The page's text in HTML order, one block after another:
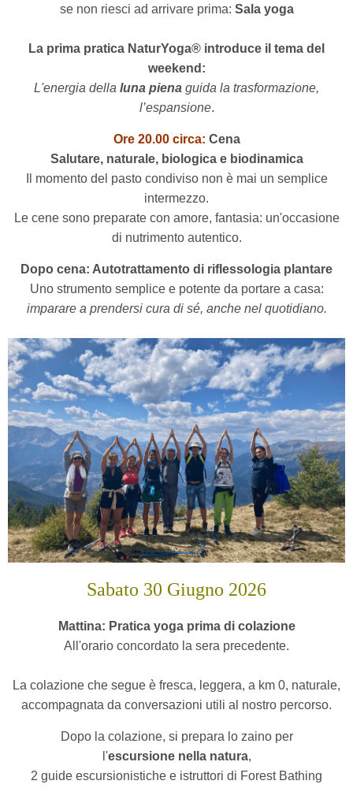
se non riesci ad arrivare prima: Sala yoga
La prima pratica NaturYoga® introduce il tema del
weekend:
L'energia della luna piena guida la trasformazione,
l’espansione.
Ore 20.00 circa: Cena
Salutare, naturale, biologica e biodinamica
Il momento del pasto condiviso non è mai un semplice
intermezzo.
Le cene sono preparate con amore, fantasia: un'occasione
di nutrimento autentico.
Dopo cena: Autotrattamento di riflessologia plantare
Uno strumento semplice e potente da portare a casa:
imparare a prendersi cura di sé, anche nel quotidiano.
Sabato 30 Giugno 2026
Mattina: Pratica yoga prima di colazione
All'orario concordato la sera precedente.
La colazione che segue è fresca, leggera, a km 0, naturale,
accompagnata da conversazioni utili al nostro percorso.
Dopo la colazione, si prepara lo zaino per
l'escursione nella natura,
2 guide escursionistiche e istruttori di Forest Bathing